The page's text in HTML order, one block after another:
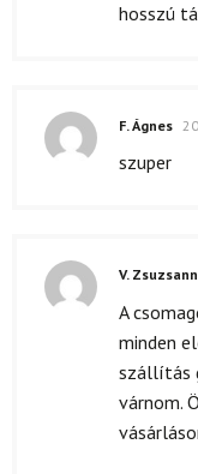
hosszú
F. Ágnes
szuper
V.
A
minden
szállítás
várnom.